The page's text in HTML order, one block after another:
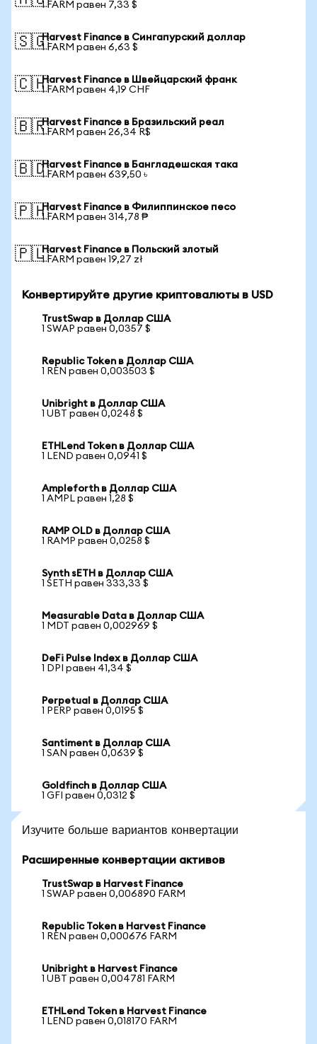
1 FARM равен 7,33 $
🇸🇬Harvest Finance в Сингапурский доллар
1 FARM равен 6,63 $
🇨🇭Harvest Finance в Швейцарский франк
1 FARM равен 4,19 CHF
🇧🇷Harvest Finance в Бразильский реал
1 FARM равен 26,34 R$
🇧🇩Harvest Finance в Бангладешская така
1 FARM равен 639,50 ৳
🇵🇭Harvest Finance в Филиппинское песо
1 FARM равен 314,78 ₱
🇵🇱Harvest Finance в Польский злотый
1 FARM равен 19,27 zł
Конвертируйте другие криптовалюты в USD
TrustSwap в Доллар США
1 SWAP равен 0,0357 $
Republic Token в Доллар США
1 REN равен 0,003503 $
Unibright в Доллар США
1 UBT равен 0,0248 $
ETHLend Token в Доллар США
1 LEND равен 0,0941 $
Ampleforth в Доллар США
1 AMPL равен 1,28 $
RAMP OLD в Доллар США
1 RAMP равен 0,0258 $
Synth sETH в Доллар США
1 SETH равен 333,33 $
Measurable Data в Доллар США
1 MDT равен 0,002969 $
DeFi Pulse Index в Доллар США
1 DPI равен 41,34 $
Perpetual в Доллар США
1 PERP равен 0,0195 $
Santiment в Доллар США
1 SAN равен 0,0639 $
Goldfinch в Доллар США
1 GFI равен 0,0312 $
Изучите больше вариантов конвертации
Расширенные конвертации активов
TrustSwap в Harvest Finance
1 SWAP равен 0,006890 FARM
Republic Token в Harvest Finance
1 REN равен 0,000676 FARM
Unibright в Harvest Finance
1 UBT равен 0,004781 FARM
ETHLend Token в Harvest Finance
1 LEND равен 0,018170 FARM